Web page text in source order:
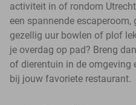
activiteit in of rondom
een spannende
gezellig uur bowlen of plof
je overdag op pad? Breng
of dierentuin in de omgeving
bij jouw favoriete restaurant.